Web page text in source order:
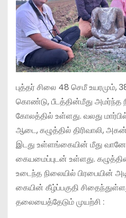
புத்தர் சிலை 48 செமீ உயரமும்,
கொண்டு, பீடத்தின்மீது அமர்ந்த
கோலத்தில் உள்ளது. வலது
ஆடை, கழுத்தில் திரிவாலி,
இடது உள்ளங்கையின் மீது
கையமைப்புடன் உள்ளது.
உடைந்த நிலையில் பிரபையின்
கையின் கீழ்ப்பகுதி
தலையைத்தேடும் முயற்சி :